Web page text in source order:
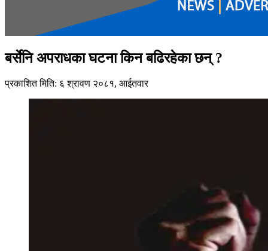
बर्सेनि अपराधका घटना किन बढिरहेका छन् ?
प्रकाशित मिति: ६ श्रावण २०८१, आईतवार